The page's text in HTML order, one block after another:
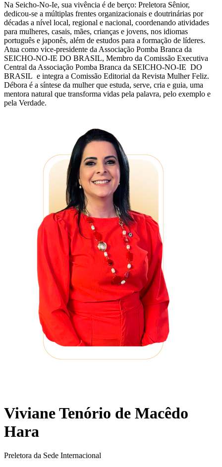
Na Seicho-No-Ie, sua vivência é de berço: Preletora Sênior,
dedicou-se a múltiplas frentes organizacionais e doutrinárias por
décadas a nível local, regional e nacional, coordenando atividades
para mulheres, casais, mães, crianças e jovens, nos idiomas
português e japonês, além de estudos para a formação de líderes.
Atua como vice-presidente da Associação Pomba Branca da
SEICHO-NO-IE DO BRASIL, Membro da Comissão Executiva
Central da Associação Pomba Branca da SEICHO-NO-IE DO
BRASIL e integra a Comissão Editorial da Revista Mulher Feliz.
Débora é a síntese da mulher que estuda, serve, cria e guia, uma
mentora natural que transforma vidas pela palavra, pelo exemplo e
pela Verdade.
Viviane Tenório de Macêdo
Hara
Preletora da Sede Internacional